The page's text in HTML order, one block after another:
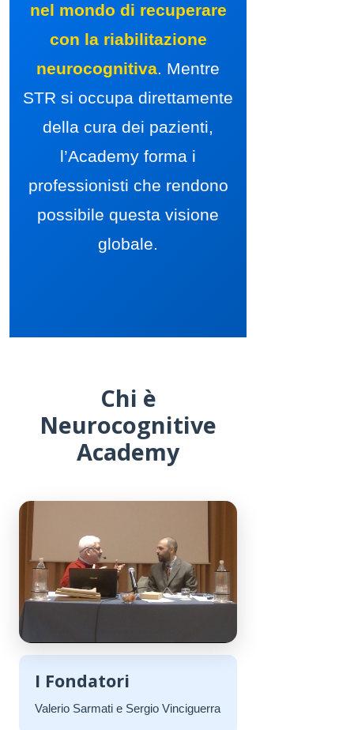
nel mondo di recuperare
con la riabilitazione
neurocognitiva. Mentre
STR si occupa direttamente
della cura dei pazienti,
l’Academy forma i
professionisti che rendono
possibile questa visione
globale.
Chi è
Neurocognitive
Academy
I Fondatori
Valerio Sarmati e Sergio Vinciguerra